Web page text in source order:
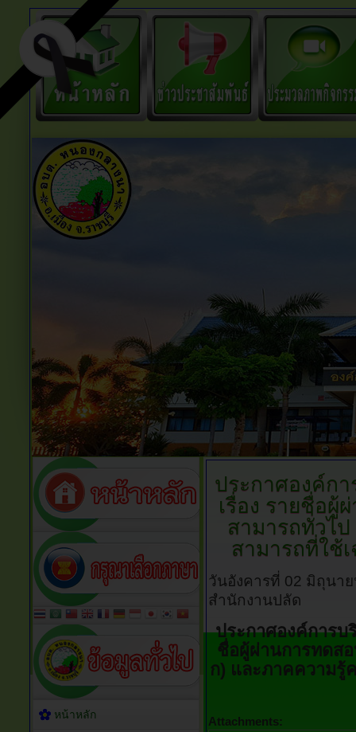
ประกาศองค์ก
เรื่อง รายชื่อ
สามารถทั่วไ
สามารถที่ใช้
วันอังคารที่ 02 มิถุนา
สำนักงานปลัด
ประกาศองค์การบ
ชื่อผู้ผ่านการทดส
ก) และภาคความรู้
Attachments:
หน้าหลัก